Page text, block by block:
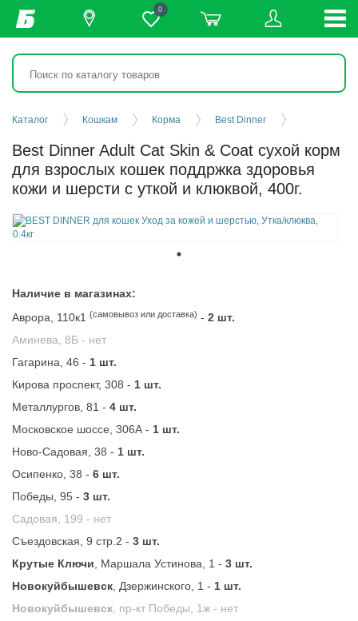
0
Каталог Кошкам Корма Best Dinner
Best Dinner Adult Cat Skin & Coat сухой корм
для взрослых кошек поддржка здоровья
кожи и шерсти с уткой и клюквой, 400г.
Наличие в магазинах:
Аврора, 110к1 (самовывоз или доставка) - 2 шт.
Аминева, 8Б - нет
Гагарина, 46 - 1 шт.
Кирова проспект, 308 - 1 шт.
Металлургов, 81 - 4 шт.
Московское шоссе, 306А - 1 шт.
Ново-Садовая, 38 - 1 шт.
Осипенко, 38 - 6 шт.
Победы, 95 - 3 шт.
Садовая, 199 - нет
Съездовская, 9 стр.2 - 3 шт.
Крутые Ключи , Маршала Устинова, 1 - 3 шт.
Новокуйбышевск , Дзержинского, 1 - 1 шт.
Новокуйбышевск , пр-кт Победы, 1ж - нет